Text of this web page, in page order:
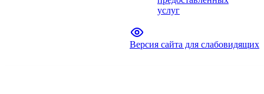
услуг
Версия сайта для слабовидящих